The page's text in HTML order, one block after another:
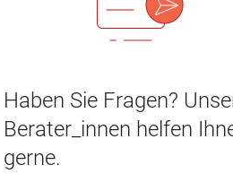
Haben Sie Fragen?
Berater_innen helfen
gerne.